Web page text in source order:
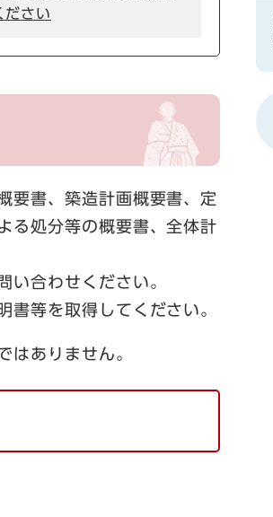
ださい
要書、築造計画概要書、定
る処分等の概要書、全体計
合わせください。
等を取得してください。
はありません。